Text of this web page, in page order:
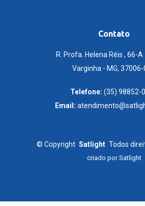
Contato
R. Profa. Helena Réis , 66-A
Varginha - MG, 37006-
Telefone: (35) 98852-
Email:
© Copyright Satlight Todos
criado porSatlight